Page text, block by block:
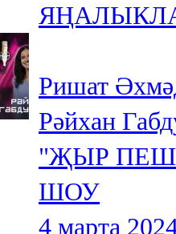
Ришат
Рәйхан
"ҖЫР
ШОУ
4 марта